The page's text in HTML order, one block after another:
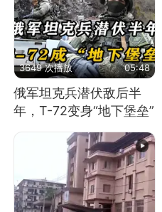
3649 次播放 05:48
俄军坦克兵潜伏敌后半
年，T-72变身“地下堡垒”